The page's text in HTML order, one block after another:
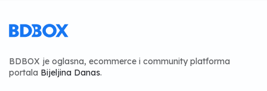
BDBOX je oglasna, ecommerce i community platforma
portala Bijeljina Danas.